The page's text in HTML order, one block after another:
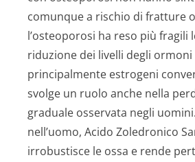
comunque a rischio di fratture
l’osteoporosi ha reso più fragili
riduzione dei livelli degli
principalmente estrogeni
svolge un ruolo anche nella
graduale osservata negli
nell’uomo, Acido Zoledronico
irrobustisce le ossa e rende